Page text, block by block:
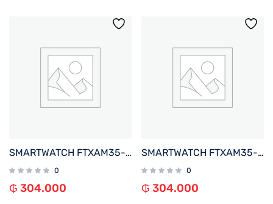
SMARTWATCH FTXAM35-RG 42MM ROSE GOLD%2FROSA ANDROID%2FIOS%2FBT%2FFREC. CARD%2FNOTIFICACIONES
0
₲ 304.000
SMARTWATCH FTXAM35-GG 42MM GOLD%2FGRIS ANDROID%2FIOS%2FBT%2FFREC. CARD%2FNOTIFICACIONES
0
₲ 304.000